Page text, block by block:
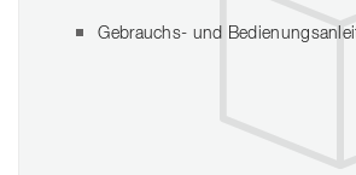
Gebrauchs- und